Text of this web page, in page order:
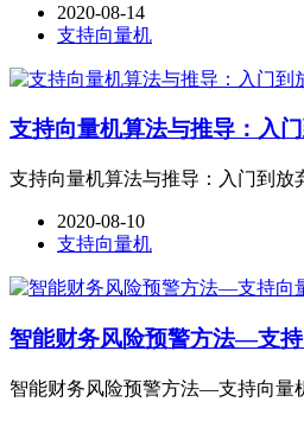
2020-08-14
支持向量机
支持向量机算法与推导：入
支持向量机算法与推导：入门到放
2020-08-10
支持向量机
智能财务风险预警方法—支
智能财务风险预警方法—支持向量